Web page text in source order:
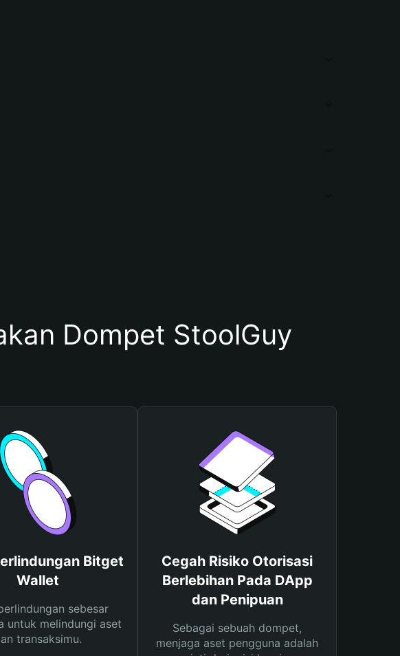
Dompet StoolGuy
Bitget
Wallet
sebesar
untuk melindungi aset
transaksimu.
Cegah Risiko Otorisasi
Berlebihan Pada DApp
dan Penipuan
Sebagai sebuah dompet,
menjaga aset pengguna adalah